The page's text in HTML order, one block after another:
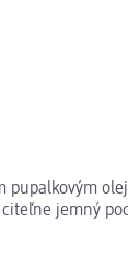
pupalkovým
jemný